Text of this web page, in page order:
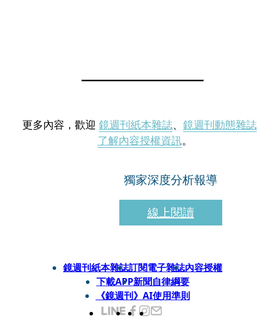
更多內容，歡迎 鏡週刊紙本雜誌、 鏡週刊動態雜誌
了解內容授權資訊。
獨家深度分析報導
線上閱讀
鏡週刊紙本雜誌訂閱電子雜誌內容授權
下載APP新聞自律綱要
《鏡週刊》AI使用準則